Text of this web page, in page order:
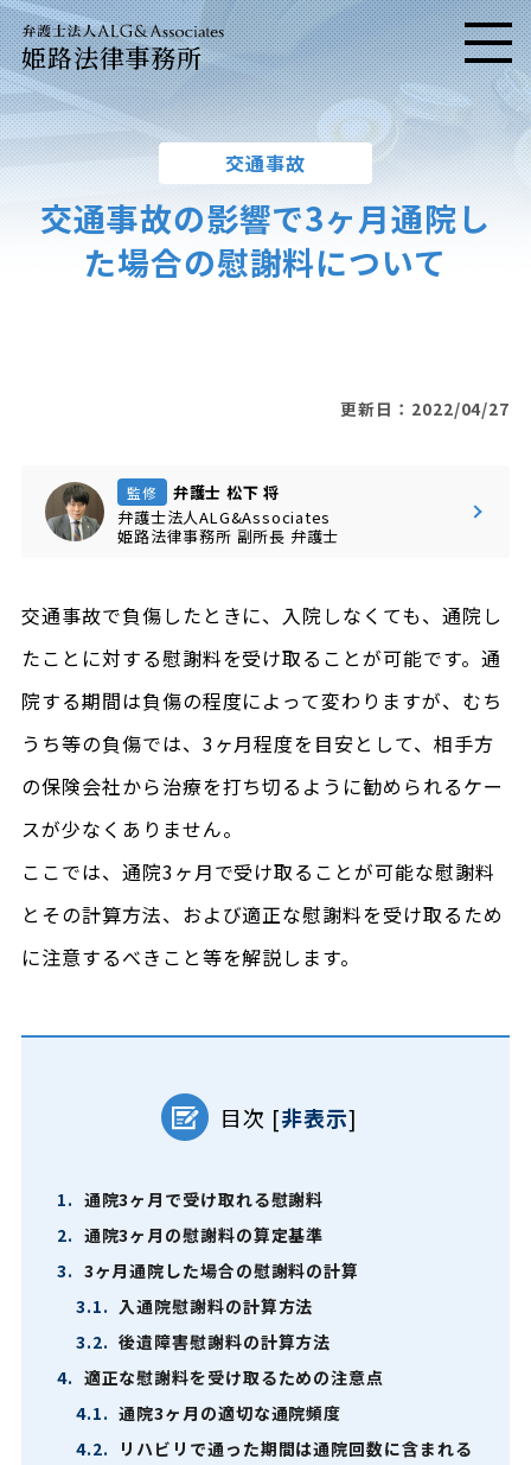
姫路法律事務所 メニ
交通事故
交通事故の影響で3ヶ月通院し
た場合の慰謝料について
更新日：2022/04/27
監修
弁護士 松下 将
弁護士法人ALG&Associates
姫路法律事務所 副所長 弁護士
交通事故で負傷したときに、入院しなくても、通院し
たことに対する慰謝料を受け取ることが可能です。通
院する期間は負傷の程度によって変わりますが、むち
うち等の負傷では、3ヶ月程度を目安として、相手方
の保険会社から治療を打ち切るように勧められるケー
スが少なくありません。
ここでは、通院3ヶ月で受け取ることが可能な慰謝料
とその計算方法、および適正な慰謝料を受け取るため
に注意するべきこと等を解説します。
目次 [非表示]
1. 通院3ヶ月で受け取れる慰謝料
2. 通院3ヶ月の慰謝料の算定基準
3. 3ヶ月通院した場合の慰謝料の計算
3.1. 入通院慰謝料の計算方法
3.2. 後遺障害慰謝料の計算方法
4. 適正な慰謝料を受け取るための注意点
4.1. 通院3ヶ月の適切な通院頻度
4.2.
リハビリで通った期間は通院回数に含まれる